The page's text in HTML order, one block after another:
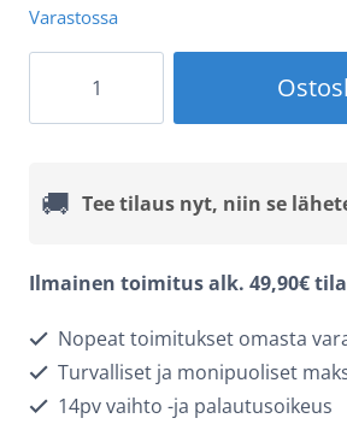
Varastossa
Pro
-
Camo
Musta
🚚 Tee tilaus nyt, niin se
Ilmainen toimitus alk. 49,90€
Nopeat toimitukset omasta
Turvalliset ja monipuoliset
14pv vaihto -ja palautusoikeus